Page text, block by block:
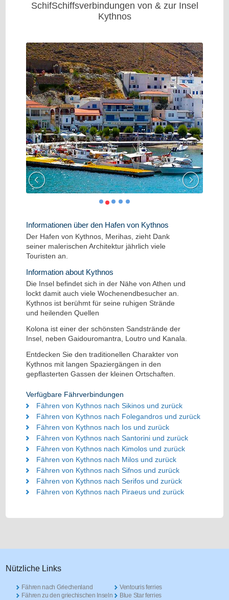
SchifSchiffsverbindungen von & zur Insel
Kythnos
Informationen über den Hafen von Kythnos
Der Hafen von Kythnos, Merihas, zieht Dank
seiner malerischen Architektur jährlich viele
Touristen an.
Information about Kythnos
Die Insel befindet sich in der Nähe von Athen und
lockt damit auch viele Wochenendbesucher an.
Kythnos ist berühmt für seine ruhigen Strände
und heilenden Quellen
Kolona ist einer der schönsten Sandstrände der
Insel, neben Gaidouromantra, Loutro und Kanala.
Entdecken Sie den traditionellen Charakter von
Kythnos mit langen Spaziergängen in den
gepflasterten Gassen der kleinen Ortschaften.
Verfügbare Fährverbindungen
Fähren von Kythnos nach Sikinos und zurück
Fähren von Kythnos nach Folegandros und zurück
Fähren von Kythnos nach Ios und zurück
Fähren von Kythnos nach Santorini und zurück
Fähren von Kythnos nach Kimolos und zurück
Fähren von Kythnos nach Milos und zurück
Fähren von Kythnos nach Sifnos und zurück
Fähren von Kythnos nach Serifos und zurück
Fähren von Kythnos nach Piraeus und zurück
Nützliche Links
Fähren nach Griechenland
Fähren zu den griechischen Inseln
Ventouris ferries
Blue Star ferries